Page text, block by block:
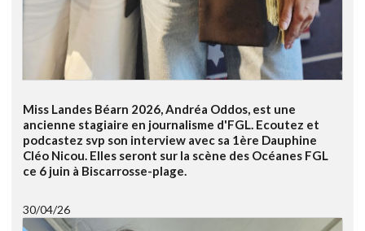
Miss Landes Béarn 2026, Andréa Oddos, est une
ancienne stagiaire en journalisme d'FGL. Ecoutez et
podcastez svp son interview avec sa 1ère Dauphine
Cléo Nicou. Elles seront sur la scène des Océanes FGL
ce 6 juin à Biscarrosse-plage.
30/04/26